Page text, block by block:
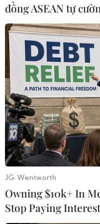
#Biến thể Omicron
#Ca tử vong
Mỹ
Theo dõi VietnamPlus
đồng ASEAN tự
JG Wentworth
Owning $10k+ In
Stop Paying